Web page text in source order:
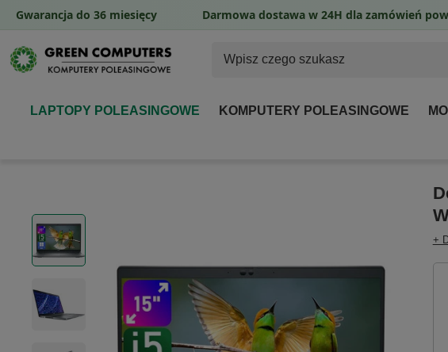
LAPTOPY POLEASINGOWE KOMPUTERY POLEASINGOWE
+
Gwarancja do 36 miesięcy Darmowa dostawa w 24H dla zamówień